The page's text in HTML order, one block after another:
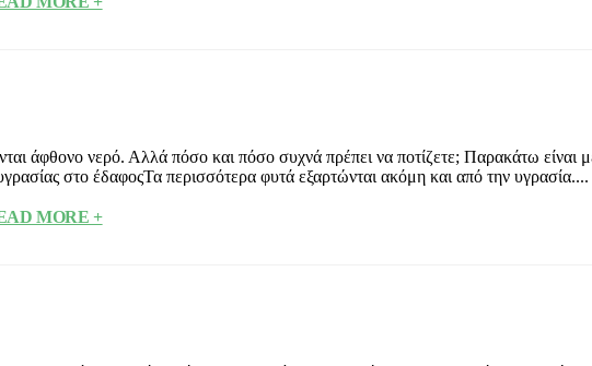
άφθονο νερό. Αλλά πόσο και πόσο συχνά πρέπει να ποτίζετε; Παρακάτω είναι
στο έδαφοςΤα περισσότερα φυτά εξαρτώνται ακόμη και από την υγρασία....
MORE +